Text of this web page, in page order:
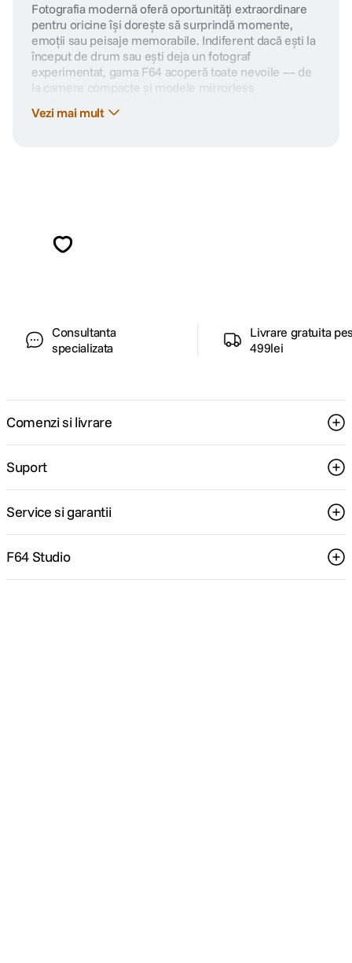
Fotografia modernă oferă oportunități extraordinare
pentru oricine își dorește să surprindă momente,
emoții sau peisaje memorabile. Indiferent dacă ești la
început de drum sau ești deja un fotograf
experimentat, gama F64 acoperă toate nevoile — de
la camere compacte și modele mirrorless
accesorii.
natură drone și camere de acțiune pentru cadre
spectaculoase accesorii precum trepiede, carduri,
tipul de fotografie pe care vrei să îl practici —
camerele destinate evenimentelor, vloggingului sau
performanța în lumină slabă, precum și stabilizarea,
autonomia și dimensiunile echipamentului.
Vezi mai mult
Consultanta
specializata
Livrare gratuita
499lei
Comenzi si livrare
Suport
Service si garantii
F64 Studio